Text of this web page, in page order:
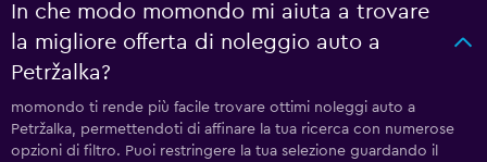
In che modo momondo mi aiuta a trovare
la migliore offerta di noleggio auto a
Petržalka?
momondo ti rende più facile trovare ottimi noleggi auto a
Petržalka, permettendoti di affinare la tua ricerca con numerose
opzioni di filtro. Puoi restringere la tua selezione guardando il